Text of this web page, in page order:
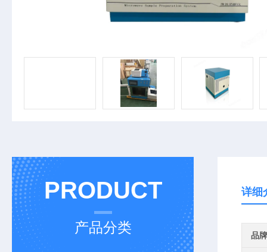
PRODUCT
产品分类
详细
品牌